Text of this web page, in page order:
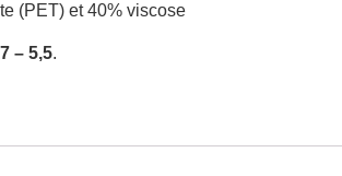
(PET) et 40% viscose
– 5,5.